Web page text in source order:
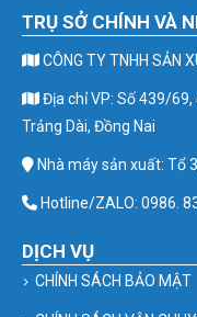
TRỤ SỞ CHÍNH VÀ
CÔNG TY TNHH SẢN
Địa chỉ VP: Số 439/69,
Trảng Dài, Đồng Nai
Nhà máy sản xuất: Tổ
Hotline/ZALO: 0986.
DỊCH VỤ
CHÍNH SÁCH BẢO MẬT